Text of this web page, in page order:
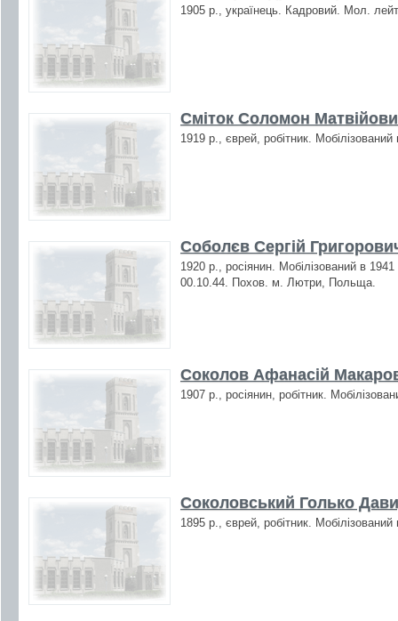
1905 р., українець. Кадровий. Мол.
Сміток Соломон
1919 р., єврей, робітник.
Соболєв Сергій
1920 р., росіянин. Мобілізований в
00.10.44. Похов. м. Лютри, Польща.
Соколов Афанасій
1907 р., росіянин, робітник.
Соколовський Голько
1895 р., єврей, робітник.